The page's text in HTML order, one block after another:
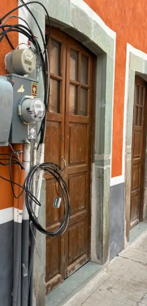
Campus Guanajuato, cinco del
nueve del Campus León,
Superior y 11 de la
de la ceremonia también
un cambio de
el mensaje de que el retiro
para emprender
el legado de quienes
universitaria
presentes y futuras.